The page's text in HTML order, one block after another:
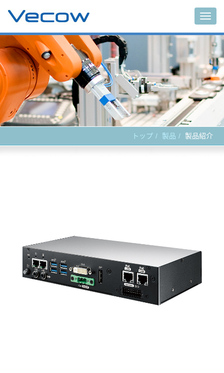
トップ 製品 製品紹介